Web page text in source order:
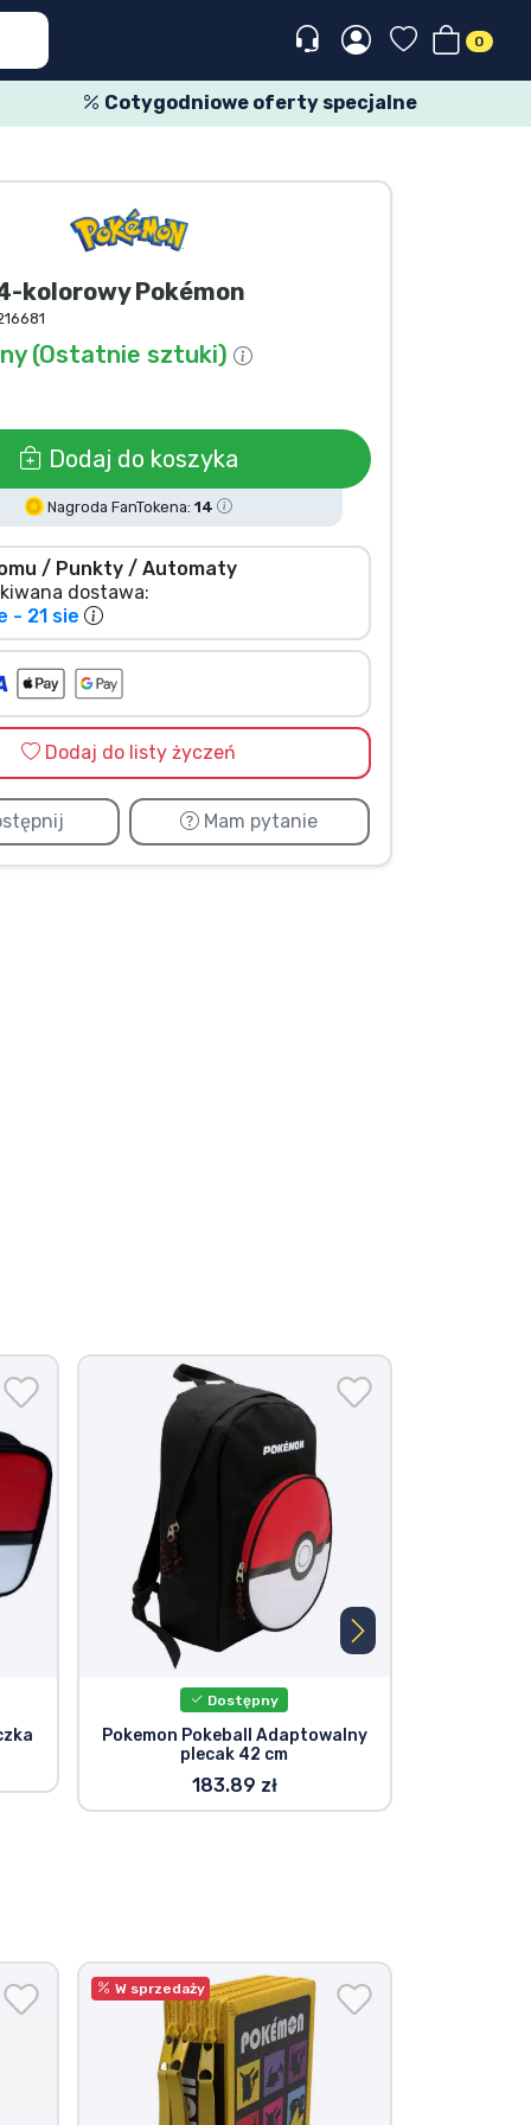
0
Cotygodniowe oferty specjalne
kolorowy Pokémon
(Ostatnie sztuki)
Dodaj do koszyka
Nagroda FanTokena: 14
/ Punkty / Automaty
dostawa:
- 21 sie
Dodaj do listy życzeń
Mam pytanie
Dostępny
Pokemon Pokeball Adaptowalny
plecak 42 cm
183.89 zł
W sprzedaży